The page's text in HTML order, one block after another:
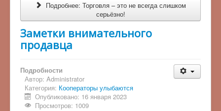
Подробнее: Торговля – это не всегда слишком
серьёзно!
Заметки внимательного
продавца
Подробности
Автор: Administrator
Категория: Кооператоры улыбаются
Опубликовано: 16 января 2023
Просмотров: 1009